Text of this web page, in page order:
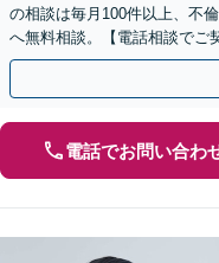
の相談は毎月100件以上、不
へ無料相談。【電話相談でご
電話でお問い合わ